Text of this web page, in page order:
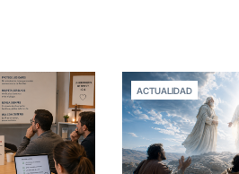
ACTUALIDAD